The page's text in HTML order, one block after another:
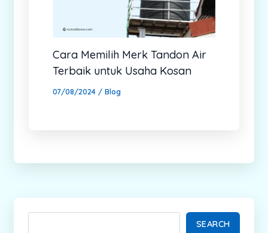
Cara Memilih Merk Tandon Air
Terbaik untuk Usaha Kosan
07/08/2024 / Blog
SEARCH